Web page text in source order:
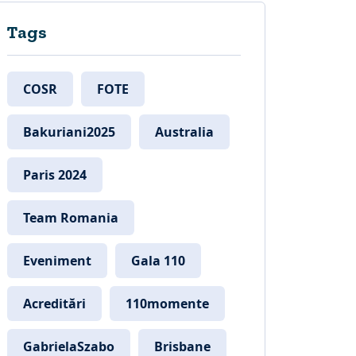
Tags
COSR FOTE
Bakuriani2025 Australia
Paris 2024
Team Romania
Eveniment Gala 110
Acreditări 110momente
GabrielaSzabo Brisbane